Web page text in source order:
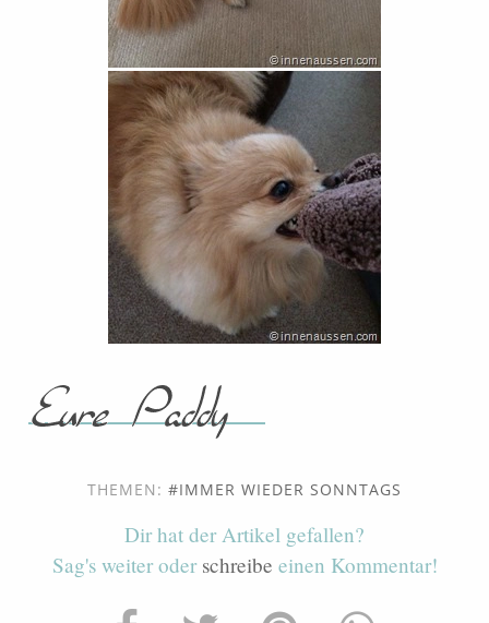
THEMEN: IMMER WIEDER SONNTAGS
Dir hat der Artikel gefallen?
Sag's weiter oder schreibe einen Kommentar!